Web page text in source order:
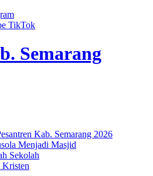
TikTok
Semarang
Kab. Semarang 2026
Menjadi Masjid
Sekolah
Kristen